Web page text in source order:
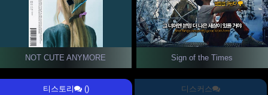
NOT CUTE ANYMORE Sign of the Times
티스토리 () 디스커스